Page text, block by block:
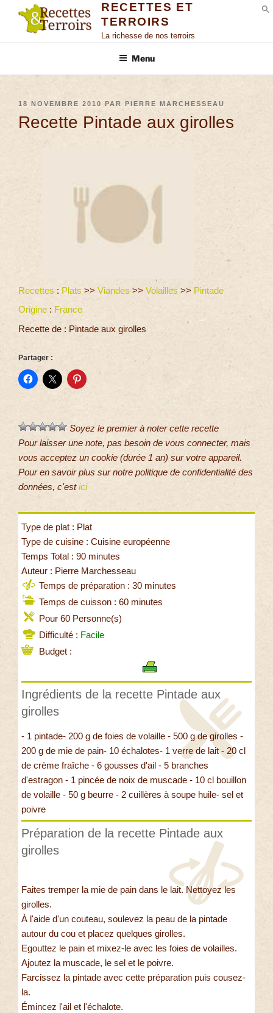
RECETTES ET
TERROIRS
La richesse de nos terroirs
Menu
18 NOVEMBRE 2010 PAR PIERRE MARCHESSEAU
Recette Pintade aux girolles
Recettes : Plats >> Viandes >> Volailles >> Pintade
Origine : France
Recette de : Pintade aux girolles
Partager :
Soyez le premier à noter cette recette
Pour laisser une note, pas besoin de vous connecter, mais
vous acceptez un cookie (durée 1 an) sur votre appareil.
Pour en savoir plus sur notre politique de confidentialité des
données, c'estici
Type de plat : Plat
Type de cuisine : Cuisine européenne
Temps Total : 90 minutes
Auteur : Pierre Marchesseau
Temps de préparation : 30 minutes
Temps de cuisson : 60 minutes
Pour 60 Personne(s)
Difficulté : Facile
Budget :
Ingrédients de la recette Pintade aux
girolles
- 1 pintade- 200 g de foies de volaille - 500 g de girolles -
200 g de mie de pain- 10 échalotes- 1 verre de lait - 20 cl
de crème fraîche - 6 gousses d'ail - 5 branches
d'estragon - 1 pincée de noix de muscade - 10 cl bouillon
de volaille - 50 g beurre - 2 cuillères à soupe huile- sel et
poivre
Préparation de la recette Pintade aux
girolles
Faites tremper la mie de pain dans le lait. Nettoyez les
girolles.
À l'aide d'un couteau, soulevez la peau de la pintade
autour du cou et placez quelques girolles.
Egouttez le pain et mixez-le avec les foies de volailles.
Ajoutez la muscade, le sel et le poivre.
Farcissez la pintade avec cette préparation puis cousez-
la.
Émincez l'ail et l'échalote.